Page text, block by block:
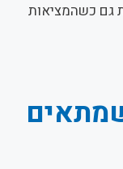
גם כשהמציאות